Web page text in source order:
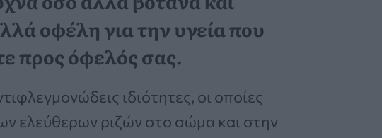
οφέλη για την υγεία που
προς όφελός σας.
ιδιότητες, οι οποίες
ελεύθερων ριζών στο σώμα και στην